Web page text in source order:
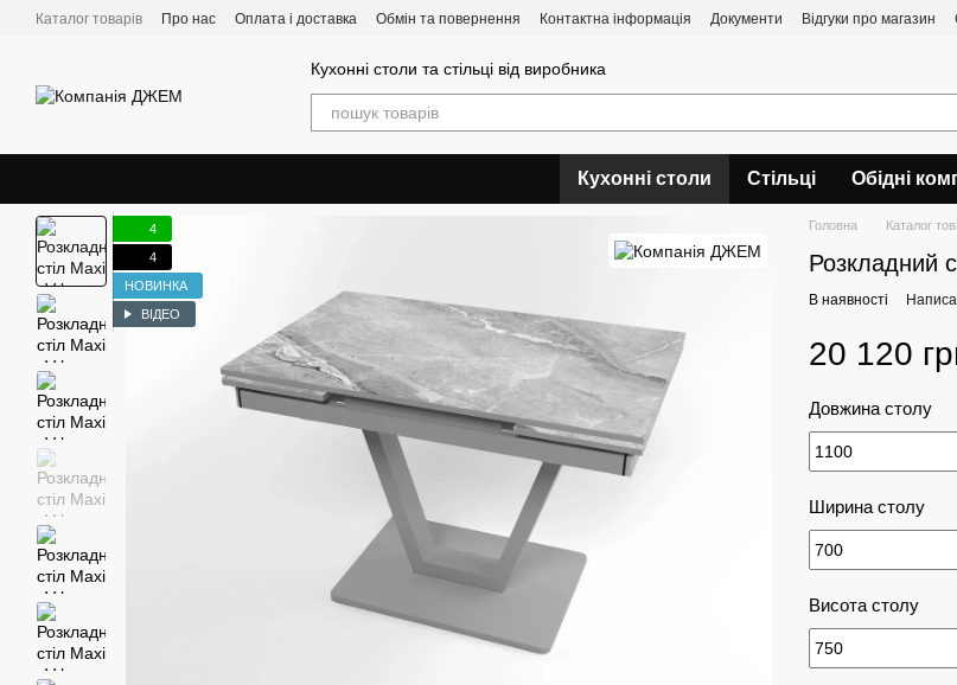
Перейти до основного контенту
Каталог товарів Про нас Оплата і доставка Обмін та повернення Контактна інформація Документи Відгуки про магазин
Кухонні столи та стільці від виробника
Кухонні столи Стільці Обідні
4
4
НОВИНКА
ВІДЕО
Головна Каталог
Розкладний
В наявності
20 120
Довжина столу
Ширина столу
Висота столу